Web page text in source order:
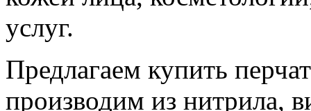
услуг.
Предлагаем купить
производим из нитрила,